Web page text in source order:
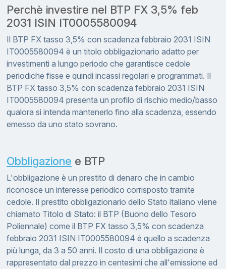
Perchè investire nel BTP FX 3,5% feb
2031 ISIN IT0005580094
Il BTP FX tasso 3,5% con scadenza febbraio 2031 ISIN
IT0005580094 è un titolo obbligazionario adatto per
investimenti a lungo periodo che garantisce cedole
periodiche fisse e quindi incassi regolari e programmati. Il
BTP FX tasso 3,5% con scadenza febbraio 2031 ISIN
IT0005580094 presenta un profilo di rischio medio/basso
qualora si intenda mantenerlo fino alla scadenza, essendo
emesso da uno stato sovrano.
Obbligazione e BTP
L'obbligazione è un prestito di denaro che in cambio
riconosce un interesse periodico corrisposto tramite
cedole. Il prestito obbligazionario dello Stato italiano viene
chiamato Titolo di Stato: il BTP (Buono dello Tesoro
Poliennale) come il BTP FX tasso 3,5% con scadenza
febbraio 2031 ISIN IT0005580094 è quello a scadenza
più lunga, da 3 a 50 anni. Il costo di una obbligazione è
rappresentato dal prezzo in centesimi che all'emissione ed